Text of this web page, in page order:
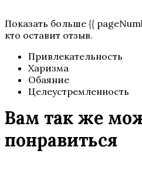
Показать больше {{
кто оставит отзыв.
Привлекательность
Харизма
Обаяние
Целеустремленность
Вам так же
понравиться